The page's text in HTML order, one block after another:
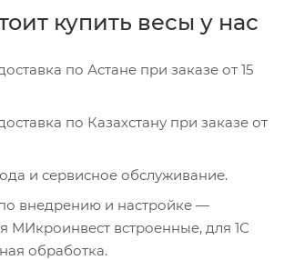
купить весы у нас
по Астане при заказе от 15
по Казахстану при заказе от
и сервисное обслуживание.
внедрению и настройке —
МИкроинвест встроенные, для 1С
обработка.